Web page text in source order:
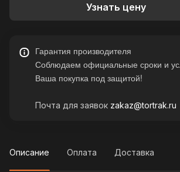
Узнать цену
Гарантия производителя
Соблюдаем официальные сроки и
Ваша покупка под защитой!
Почта для заявок zakaz@tortrak.ru
Описание Оплата Доставка